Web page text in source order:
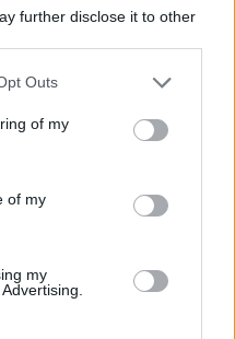
further disclose it to other
Outs
of my
of my
my
ήσυχης πολυτέλειας
μόδα